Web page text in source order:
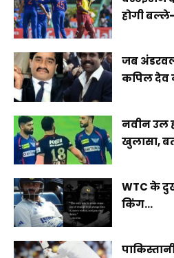
होगी
जब
कपिल देव
नवीन उल
खुलासा,
WTC के
किंग...